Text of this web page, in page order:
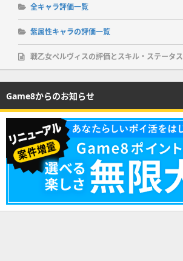
全キャラ評価一覧
紫属性キャラの評価一覧
戦乙女ペルヴィスの評価とスキル・ステータス
Game8からのお知らせ